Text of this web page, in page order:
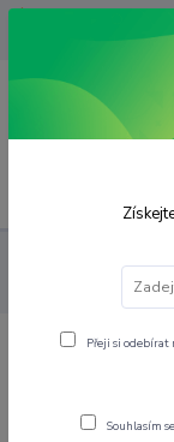
OPAVA 733537099/
734541648/
ČTYŘKOLKY
CFMOTO
Přeji si
Souhlasím se